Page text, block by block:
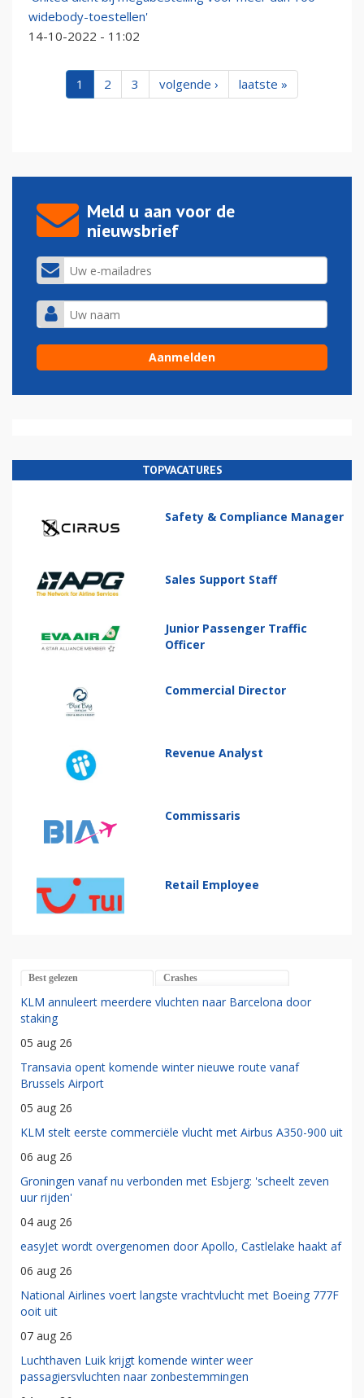
widebody-toestellen'
14-10-2022 - 11:02
1 2 3 volgende › laatste »
Meld u aan voor de
nieuwsbrief
TOPVACATURES
Safety & Compliance Manager
Sales Support Staff
Junior Passenger Traffic
Officer
Commercial Director
Revenue Analyst
Commissaris
Retail Employee
Best gelezen Crashes
KLM annuleert meerdere vluchten naar Barcelona door
staking
05 aug 26
Transavia opent komende winter nieuwe route vanaf
Brussels Airport
05 aug 26
KLM stelt eerste commerciële vlucht met Airbus A350-900 uit
06 aug 26
Groningen vanaf nu verbonden met Esbjerg: 'scheelt zeven
uur rijden'
04 aug 26
easyJet wordt overgenomen door Apollo, Castlelake haakt af
06 aug 26
National Airlines voert langste vrachtvlucht met Boeing 777F
ooit uit
07 aug 26
Luchthaven Luik krijgt komende winter weer
passagiersvluchten naar zonbestemmingen